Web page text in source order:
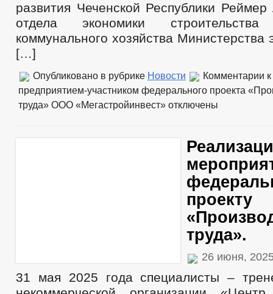
развития Чеченской Республики
отдела экономики
коммунального хозяйства Министерства
[…]
Опубликовано в рубрике Новости Комментарии
предприятием-участником федерального проекта
труда» ООО «Мегастройинвест» отключены
проекту
труда».
26 июня,
31 мая 2025 года специалисты –